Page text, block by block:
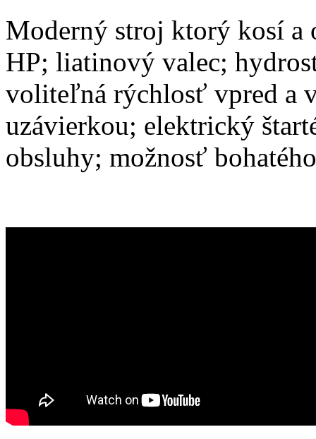
Moderný stroj ktorý kosí a
HP; liatinový valec;
voliteľná rýchlosť vpred a
uzávierkou; elektrický
obsluhy; možnosť